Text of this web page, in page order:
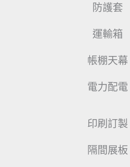
防護套
運輸箱
帳棚天幕
電力配電
印刷訂製
隔間展板